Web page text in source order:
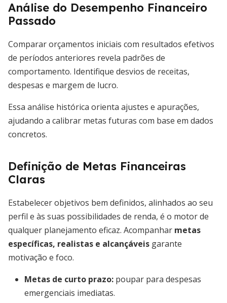
Análise do Desempenho Financeiro
Passado
Comparar orçamentos iniciais com resultados efetivos
de períodos anteriores revela padrões de
comportamento. Identifique desvios de receitas,
despesas e margem de lucro.
Essa análise histórica orienta ajustes e apurações,
ajudando a calibrar metas futuras com base em dados
concretos.
Definição de Metas Financeiras
Claras
Estabelecer objetivos bem definidos, alinhados ao seu
perfil e às suas possibilidades de renda, é o motor de
qualquer planejamento eficaz. Acompanhar metas
específicas, realistas e alcançáveis garante
motivação e foco.
Metas de curto prazo: poupar para despesas
emergenciais imediatas.